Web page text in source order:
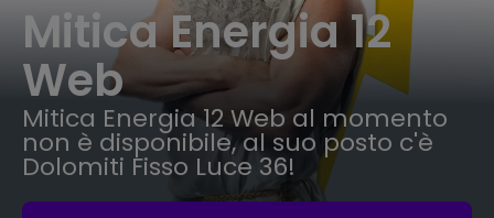
Mitica Energia 12
Web
Mitica Energia 12 Web al momento
non è disponibile, al suo posto c'è
Dolomiti Fisso Luce 36!